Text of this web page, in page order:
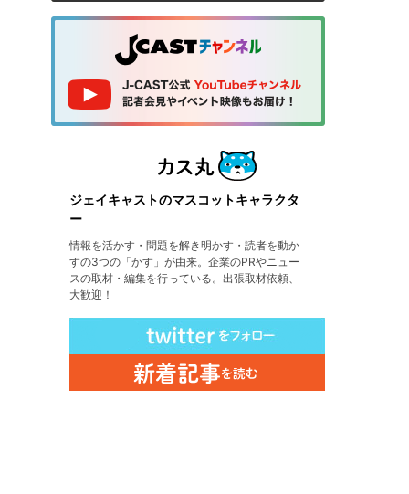
ジェイキャストのマスコットキャラクタ
ー
情報を活かす・問題を解き明かす・読者を動か
すの3つの「かす」が由来。企業のPRやニュー
スの取材・編集を行っている。出張取材依頼、
大歓迎！